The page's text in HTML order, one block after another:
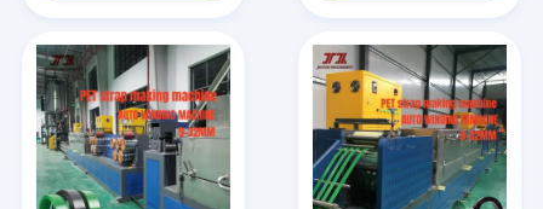
제품
VR 쇼
우리 에 관한 것